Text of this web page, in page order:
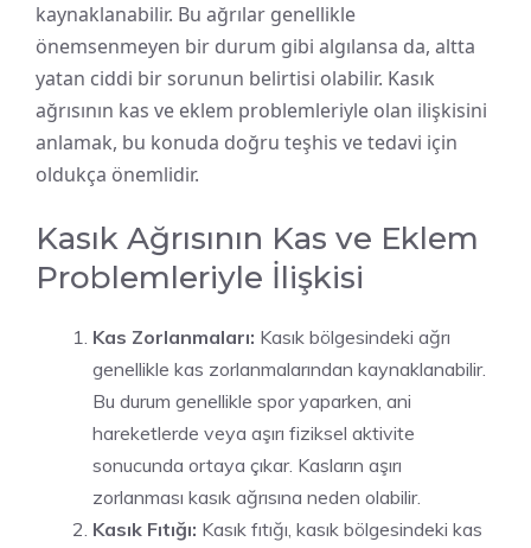
kaynaklanabilir. Bu ağrılar genellikle
önemsenmeyen bir durum gibi algılansa da, altta
yatan ciddi bir sorunun belirtisi olabilir. Kasık
ağrısının kas ve eklem problemleriyle olan ilişkisini
anlamak, bu konuda doğru teşhis ve tedavi için
oldukça önemlidir.
Kasık Ağrısının Kas ve Eklem
Problemleriyle İlişkisi
Kas Zorlanmaları: Kasık bölgesindeki ağrı
genellikle kas zorlanmalarından kaynaklanabilir.
Bu durum genellikle spor yaparken, ani
hareketlerde veya aşırı fiziksel aktivite
sonucunda ortaya çıkar. Kasların aşırı
zorlanması kasık ağrısına neden olabilir.
Kasık Fıtığı: Kasık fıtığı, kasık bölgesindeki kas